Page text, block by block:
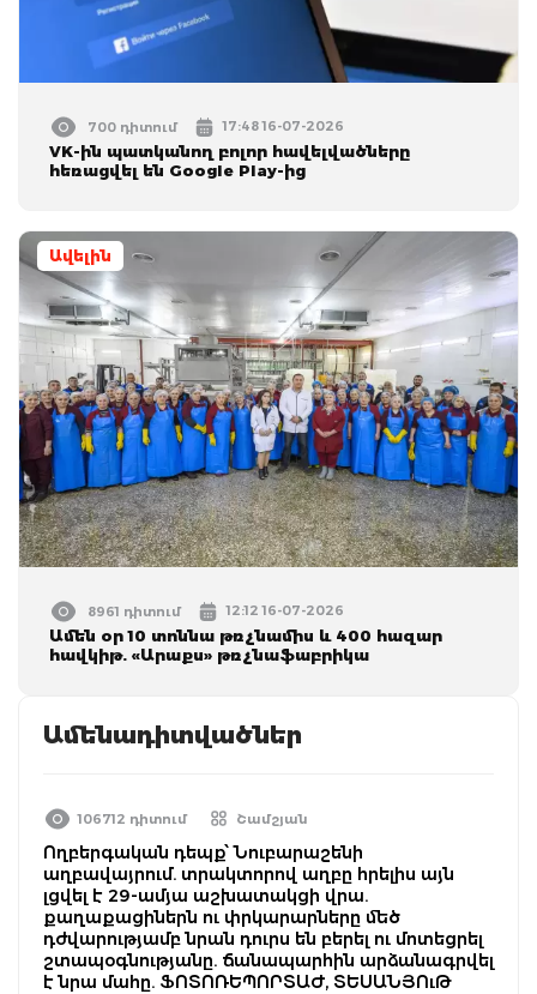
700 դիտում 17:48 16-07-2026
VK-ին պատկանող բոլոր հավելվածները
հեռացվել են Google Play-ից
Ավելին
8961 դիտում 12:12 16-07-2026
Ամեն օր 10 տոննա թռչնամիս և 400 հազար
հավկիթ. «Արաքս» թռչնաֆաբրիկա
Ամենադիտվածներ
106712 դիտում Շամշյան
Ողբերգական դեպք՝ Նուբարաշենի
աղբավայրում. տրակտորով աղբը հրելիս այն
լցվել է 29-ամյա աշխատակցի վրա.
քաղաքացիներն ու փրկարարները մեծ
դժվարությամբ նրան դուրս են բերել ու մոտեցրել
շտապօգնությանը. ճանապարհին արձանագրվել
է նրա մահը. ՖՈՏՈՌԵՊՈՐՏԱԺ, ՏԵՍԱՆՅՈւԹ